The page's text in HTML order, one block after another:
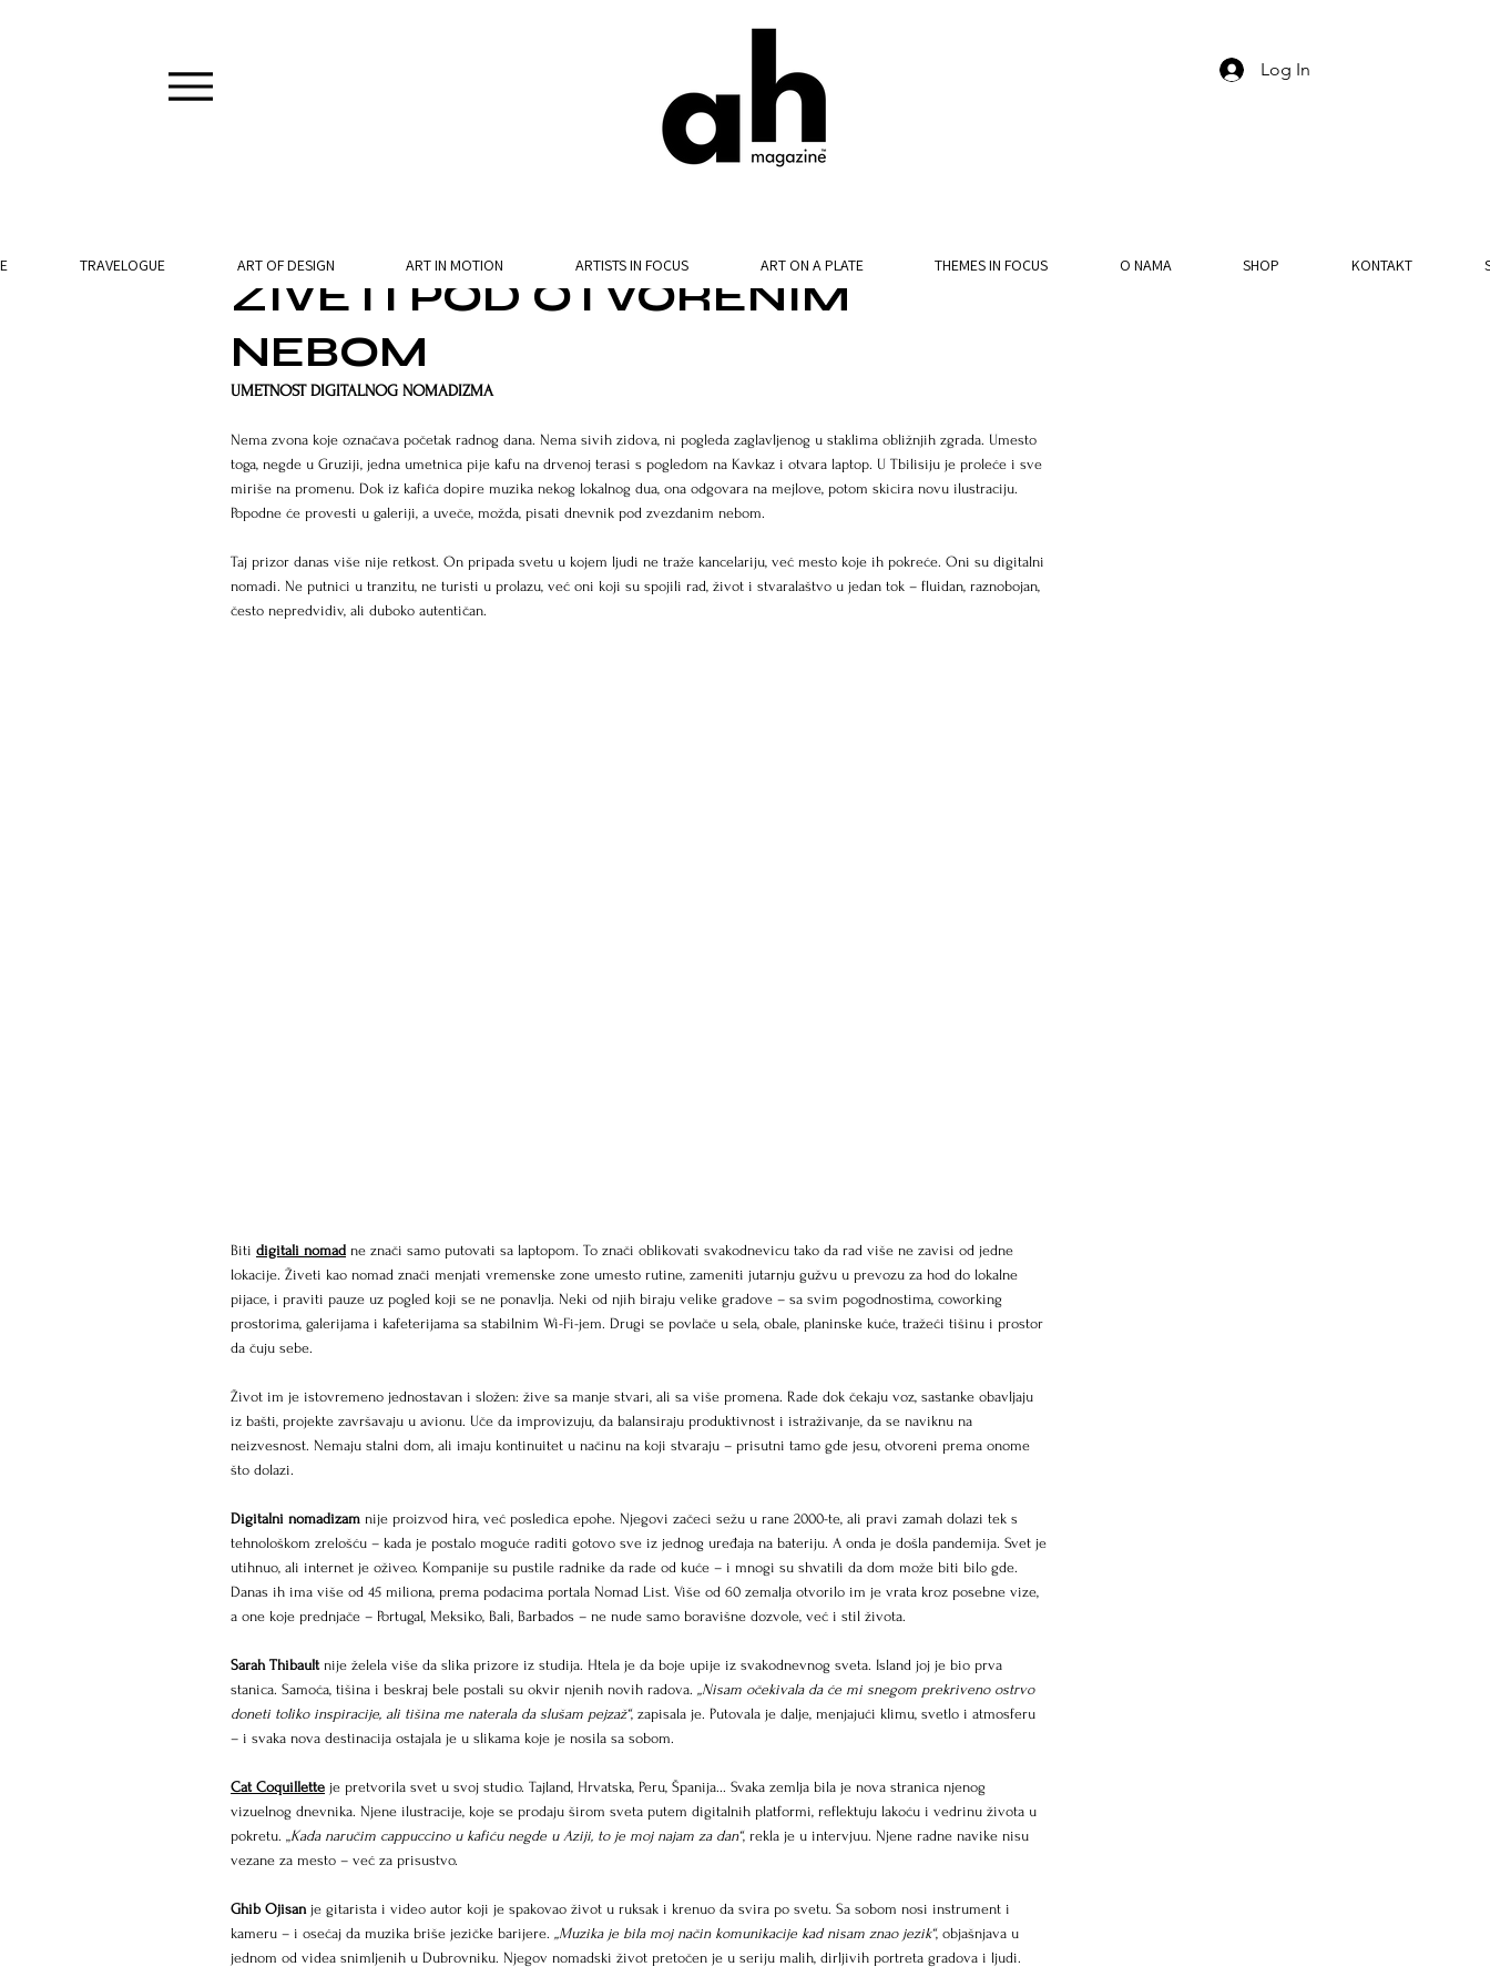
Log In
ZIVETI POD OTVORENIM
NEBOM
UMETNOST DIGITALNOG NOMADIZMA
Nema zvona koje označava početak radnog dana. Nema sivih zidova, ni pogleda zaglavljenog u staklima obližnjih zgrada. Umesto
toga, negde u Gruziji, jedna umetnica pije kafu na drvenoj terasi s pogledom na Kavkaz i otvara laptop. U Tbilisiju je proleće i sve
miriše na promenu. Dok iz kafića dopire muzika nekog lokalnog dua, ona odgovara na mejlove, potom skicira novu ilustraciju.
Popodne će provesti u galeriji, a uveče, možda, pisati dnevnik pod zvezdanim nebom.
Taj prizor danas više nije retkost. On pripada svetu u kojem ljudi ne traže kancelariju, već mesto koje ih pokreće. Oni su digitalni
nomadi. Ne putnici u tranzitu, ne turisti u prolazu, već oni koji su spojili rad, život i stvaralaštvo u jedan tok – fluidan, raznobojan,
često nepredvidiv, ali duboko autentičan.
Biti digitali nomad ne znači samo putovati sa laptopom. To znači oblikovati svakodnevicu tako da rad više ne zavisi od jedne
lokacije. Živeti kao nomad znači menjati vremenske zone umesto rutine, zameniti jutarnju gužvu u prevozu za hod do lokalne
pijace, i praviti pauze uz pogled koji se ne ponavlja. Neki od njih biraju velike gradove – sa svim pogodnostima, coworking
prostorima, galerijama i kafeterijama sa stabilnim Wi-Fi-jem. Drugi se povlače u sela, obale, planinske kuće, tražeći tišinu i prostor
da čuju sebe.
Život im je istovremeno jednostavan i složen: žive sa manje stvari, ali sa više promena. Rade dok čekaju voz, sastanke obavljaju
iz bašti, projekte završavaju u avionu. Uče da improvizuju, da balansiraju produktivnost i istraživanje, da se naviknu na
neizvesnost. Nemaju stalni dom, ali imaju kontinuitet u načinu na koji stvaraju – prisutni tamo gde jesu, otvoreni prema onome
što dolazi.
Digitalni nomadizam nije proizvod hira, već posledica epohe. Njegovi začeci sežu u rane 2000-te, ali pravi zamah dolazi tek s
tehnološkom zrelošću – kada je postalo moguće raditi gotovo sve iz jednog uređaja na bateriju. A onda je došla pandemija. Svet je
utihnuo, ali internet je oživeo. Kompanije su pustile radnike da rade od kuće – i mnogi su shvatili da dom može biti bilo gde.
Danas ih ima više od 45 miliona, prema podacima portala Nomad List. Više od 60 zemalja otvorilo im je vrata kroz posebne vize,
a one koje prednjače – Portugal, Meksiko, Bali, Barbados – ne nude samo boravišne dozvole, već i stil života.
Sarah Thibault nije želela više da slika prizore iz studija. Htela je da boje upije iz svakodnevnog sveta. Island joj je bio prva
stanica. Samoća, tišina i beskraj bele postali su okvir njenih novih radova. „Nisam očekivala da će mi snegom prekriveno ostrvo
doneti toliko inspiracije, ali tišina me naterala da slušam pejzaž“, zapisala je. Putovala je dalje, menjajući klimu, svetlo i atmosferu
– i svaka nova destinacija ostajala je u slikama koje je nosila sa sobom.
Cat Coquillette je pretvorila svet u svoj studio. Tajland, Hrvatska, Peru, Španija... Svaka zemlja bila je nova stranica njenog
vizuelnog dnevnika. Njene ilustracije, koje se prodaju širom sveta putem digitalnih platformi, reflektuju lakoću i vedrinu života u
pokretu. „Kada naručim cappuccino u kafiću negde u Aziji, to je moj najam za dan“, rekla je u intervjuu. Njene radne navike nisu
vezane za mesto – već za prisustvo.
Ghib Ojisan je gitarista i video autor koji je spakovao život u ruksak i krenuo da svira po svetu. Sa sobom nosi instrument i
kameru – i osećaj da muzika briše jezičke barijere. „Muzika je bila moj način komunikacije kad nisam znao jezik“, objašnjava u
jednom od videa snimljenih u Dubrovniku. Njegov nomadski život pretočen je u seriju malih, dirljivih portreta gradova i ljudi.
TRAVELOGUE ART OF DESIGN ART IN MOTION ARTISTS IN FOCUS ART ON A PLATE THEMES IN FOCUS O NAMA SHOP KONTAKT